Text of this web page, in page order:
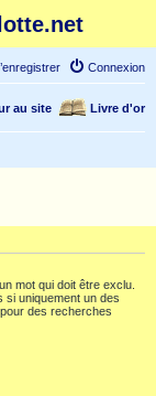
Connexion
Livre d'or
au site
mot qui doit être exclu.
si uniquement un des
des recherches